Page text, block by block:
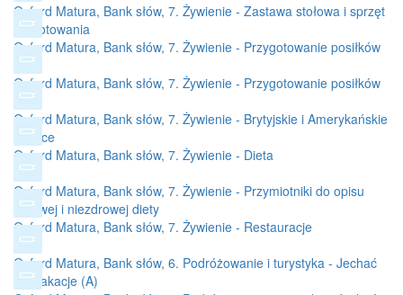
Oxford Matura, Bank słów, 7. Żywienie - Zastawa stołowa i sprzęt
do gotowania
Oxford Matura, Bank słów, 7. Żywienie - Przygotowanie posiłków
(A)
Oxford Matura, Bank słów, 7. Żywienie - Przygotowanie posiłków
(B)
Oxford Matura, Bank słów, 7. Żywienie - Brytyjskie i Amerykańskie
różnice
Oxford Matura, Bank słów, 7. Żywienie - Dieta
Oxford Matura, Bank słów, 7. Żywienie - Przymiotniki do opisu
zdrowej i niezdrowej diety
Oxford Matura, Bank słów, 7. Żywienie - Restauracje
Oxford Matura, Bank słów, 6. Podróżowanie i turystyka - Jechać
na wakacje (A)